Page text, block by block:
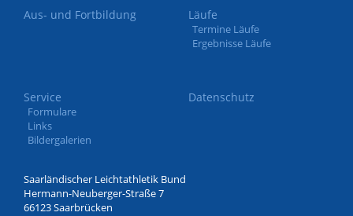
Aus- und Fortbildung Läufe
Termine Läufe
Ergebnisse Läufe
Service
Formulare
Links
Bildergalerien
Datenschutz
Saarländischer Leichtathletik Bund
Hermann-Neuberger-Straße 7
66123 Saarbrücken